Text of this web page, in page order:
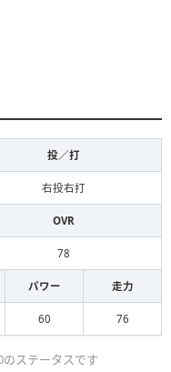
投／打
右投右打
OVR
78
パワー 走力
60 76
ステータスです